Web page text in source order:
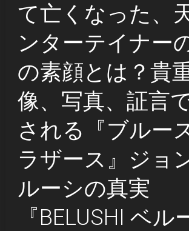
て亡くなった、
ンターテイナー
の素顔とは？貴
像、写真、証言
される『ブルー
ラザース』ジョ
ルーシの真実
『BELUSHI ベル